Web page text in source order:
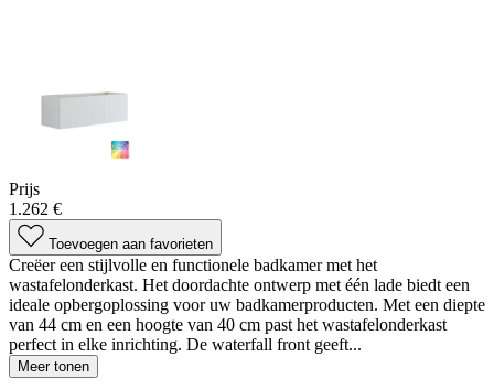
Prijs
1.262 €
Toevoegen aan favorieten
Creëer een stijlvolle en functionele badkamer met het
wastafelonderkast. Het doordachte ontwerp met één lade biedt een
ideale opbergoplossing voor uw badkamerproducten. Met een diepte
van 44 cm en een hoogte van 40 cm past het wastafelonderkast
perfect in elke inrichting. De waterfall front geeft...
Meer tonen